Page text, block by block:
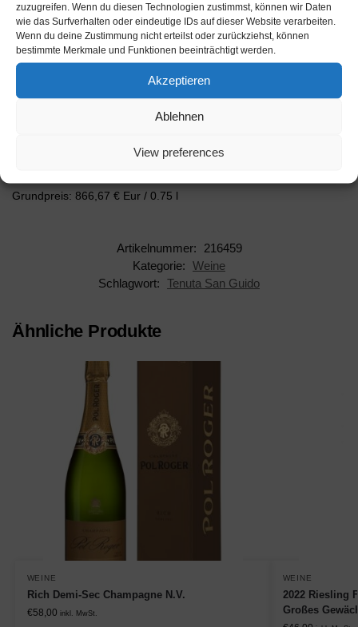
zuzugreifen. Wenn du diesen Technologien zustimmst, können wir Daten
wie das Surfverhalten oder eindeutige IDs auf dieser Website verarbeiten.
Wenn du deine Zustimmung nicht erteilst oder zurückziehst, können
bestimmte Merkmale und Funktionen beeinträchtigt werden.
Akzeptieren
Ablehnen
View preferences
Auf den weitläufigen 2.500 Hektar der angesehenen Tenuta San
Guido werden mit großer Sorgfalt die besten Böden ausgesucht
und sorgfältig kultiviert. Hier steht die Qualität an oberster Stelle,
denn di…
Alkoholgehalt: 14 % vol.
Grundpreis: 866,67 € Eur / 0.75 l
Artikelnummer:
216459
Kategorie: Weine
Schlagwort: Tenuta San Guido
Ähnliche Produkte
WEINE
Rich Demi-Sec Champagne N.V.
€58,00 inkl. MwSt.
WEINE
2022 Riesling
Großes